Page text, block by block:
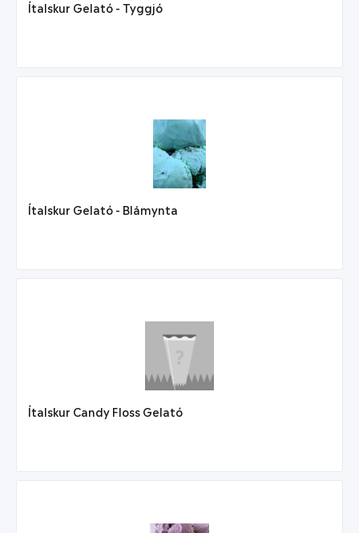
Ítalskur Gelató - Tyggjó
Ítalskur Gelató - Blámynta
Ítalskur Candy Floss Gelató